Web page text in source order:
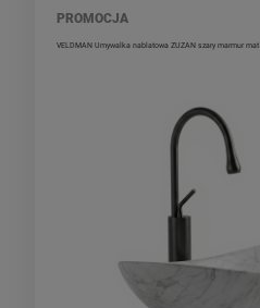
VELDMAN Umywalka nablatowa ZUZAN szary marmur mat
PROMOCJA